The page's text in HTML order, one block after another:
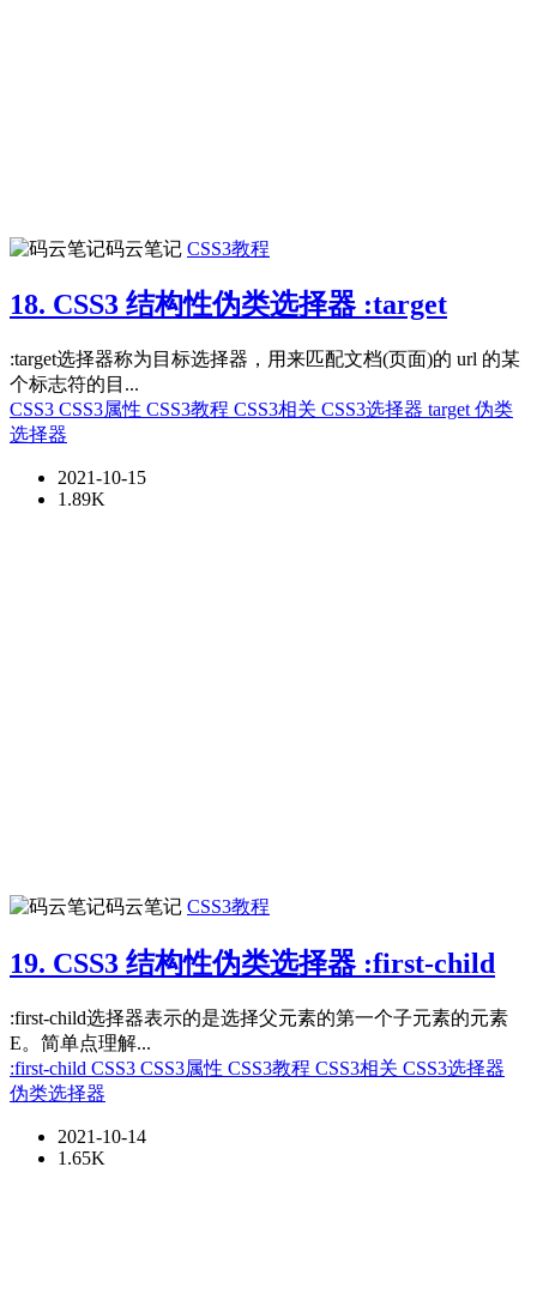
码云笔记 CSS3教程
18. CSS3 结构性伪类选择器 :target
:target选择器称为目标选择器，用来匹配文档(页面)的 url 的某
个标志符的目...
CSS3 CSS3属性 CSS3教程 CSS3相关 CSS3选择器 target 伪类
选择器
2021-10-15
1.89K
码云笔记 CSS3教程
19. CSS3 结构性伪类选择器 :first-child
:first-child选择器表示的是选择父元素的第一个子元素的元素
E。简单点理解...
:first-child CSS3 CSS3属性 CSS3教程 CSS3相关 CSS3选择器
伪类选择器
2021-10-14
1.65K